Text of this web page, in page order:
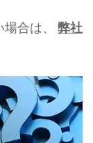
合は、 弊社